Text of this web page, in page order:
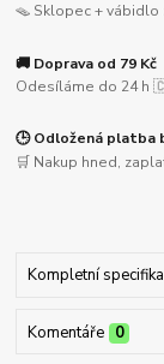
🪤 Sklopec + vábidlo
🚚 Doprava od 79 Kč
Odesíláme do 24 h
🕒 Odložená platba
🛒 Nakup hned,
Kompletní
Komentáře 0